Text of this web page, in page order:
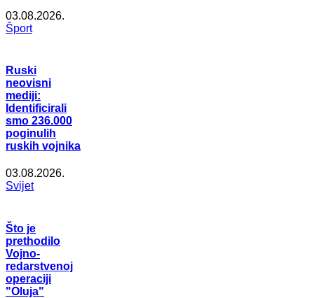
03.08.2026.
Šport
Ruski
neovisni
mediji:
Identificirali
smo 236.000
poginulih
ruskih vojnika
03.08.2026.
Svijet
Što je
prethodilo
Vojno-
redarstvenoj
operaciji
"Oluja"